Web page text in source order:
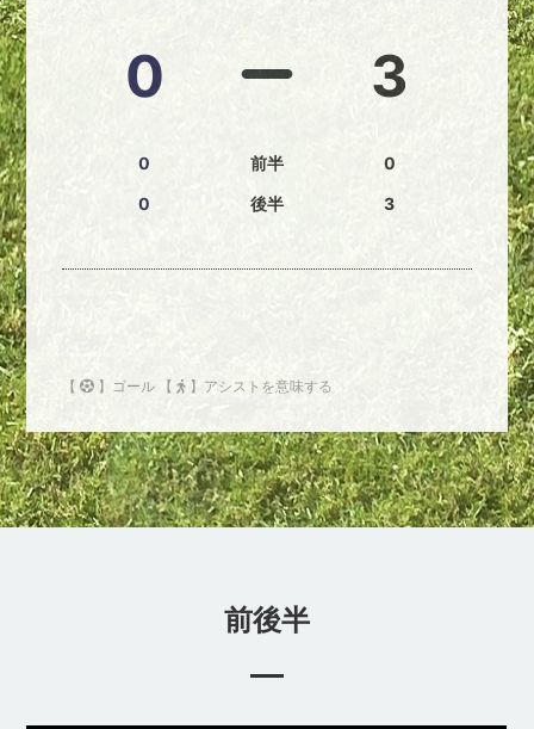
0
0
0
前半
後半
3
0
3
【 】ゴール 【 】アシストを意味する
前後半